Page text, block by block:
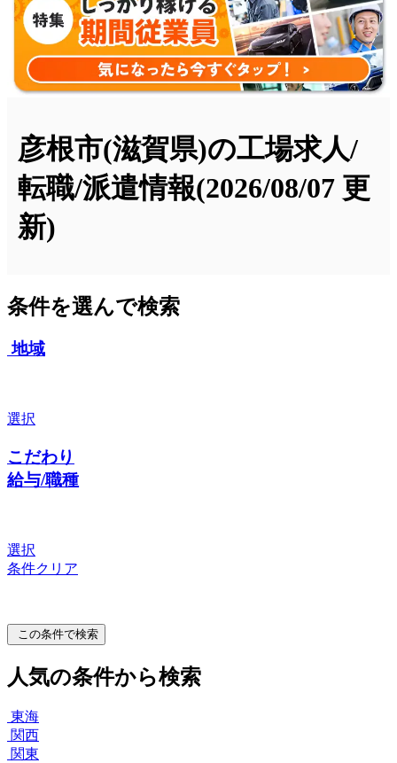
彦根市(滋賀県)の工場求人/
転職/派遣情報(2026/08/07 更
新)
条件を選んで検索
地域
選択
こだわり
給与/職種
選択
条件クリア
この条件で検索
人気の条件から検索
東海
関西
関東